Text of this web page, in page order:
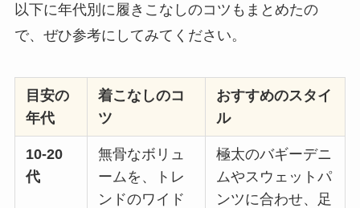
以下に年代別に履きこなしのコツもまとめたの
で、ぜひ参考にしてみてください。
目安の
年代
着こなしのコ
ツ
おすすめのスタイ
ル
10-20
代
無骨なボリュ
ームを、トレ
ンドのワイド
極太のバギーデニ
ムやスウェットパ
ンツに合わせ、足